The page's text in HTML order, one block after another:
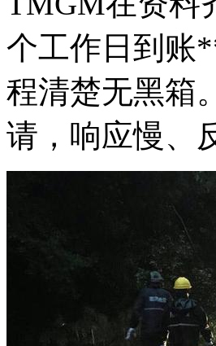
个工作日到账
程清楚无黑箱
请，响应慢、